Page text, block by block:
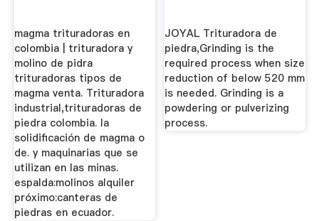
magma trituradoras en
colombia | trituradora y
molino de pidra
trituradoras tipos de
magma venta. Trituradora
industrial,trituradoras de
piedra colombia. la
solidificación de magma o
de. y maquinarias que se
utilizan en las minas.
espalda:molinos alquiler
próximo:canteras de
piedras en ecuador.
JOYAL Trituradora de
piedra,Grinding is the
required process when size
reduction of below 520 mm
is needed. Grinding is a
powdering or pulverizing
process.